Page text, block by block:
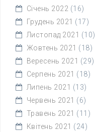
Січень 2022 (16)
Грудень 2021 (17)
Листопад 2021 (10)
Жовтень 2021 (18)
Вересень 2021 (29)
Серпень 2021 (18)
Липень 2021 (13)
Червень 2021 (6)
Травень 2021 (11)
Квітень 2021 (24)